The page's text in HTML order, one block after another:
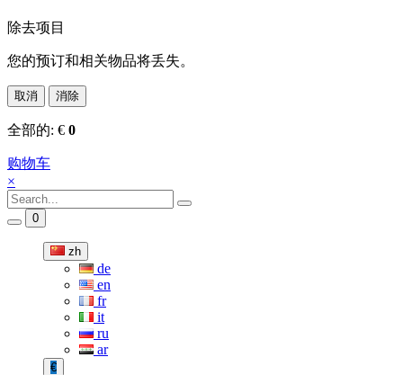
除去项目
您的预订和相关物品将丢失。
取消 消除
全部的: € 0
购物车
×
0
zh
de
en
fr
it
ru
ar
€